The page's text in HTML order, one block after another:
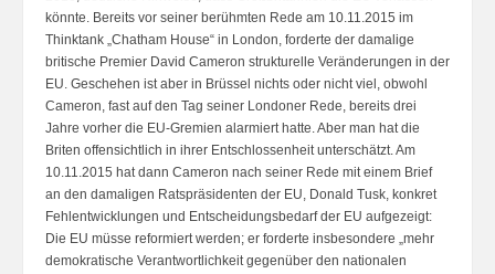
könnte. Bereits vor seiner berühmten Rede am 10.11.2015 im
Thinktank „Chatham House“ in London, forderte der damalige
britische Premier David Cameron strukturelle Veränderungen in der
EU. Geschehen ist aber in Brüssel nichts oder nicht viel, obwohl
Cameron, fast auf den Tag seiner Londoner Rede, bereits drei
Jahre vorher die EU-Gremien alarmiert hatte. Aber man hat die
Briten offensichtlich in ihrer Entschlossenheit unterschätzt. Am
10.11.2015 hat dann Cameron nach seiner Rede mit einem Brief
an den damaligen Ratspräsidenten der EU, Donald Tusk, konkret
Fehlentwicklungen und Entscheidungsbedarf der EU aufgezeigt:
Die EU müsse reformiert werden; er forderte insbesondere „mehr
demokratische Verantwortlichkeit gegenüber den nationalen